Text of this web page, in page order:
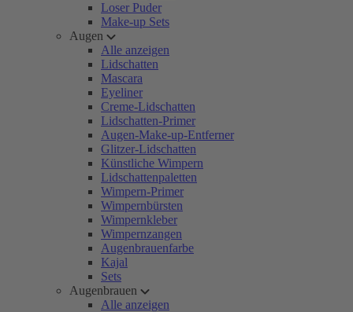
Loser Puder
Make-up Sets
Augen
Alle anzeigen
Lidschatten
Mascara
Eyeliner
Creme-Lidschatten
Lidschatten-Primer
Augen-Make-up-Entferner
Glitzer-Lidschatten
Künstliche Wimpern
Lidschattenpaletten
Wimpern-Primer
Wimpernbürsten
Wimpernkleber
Wimpernzangen
Augenbrauenfarbe
Kajal
Sets
Augenbrauen
Alle anzeigen